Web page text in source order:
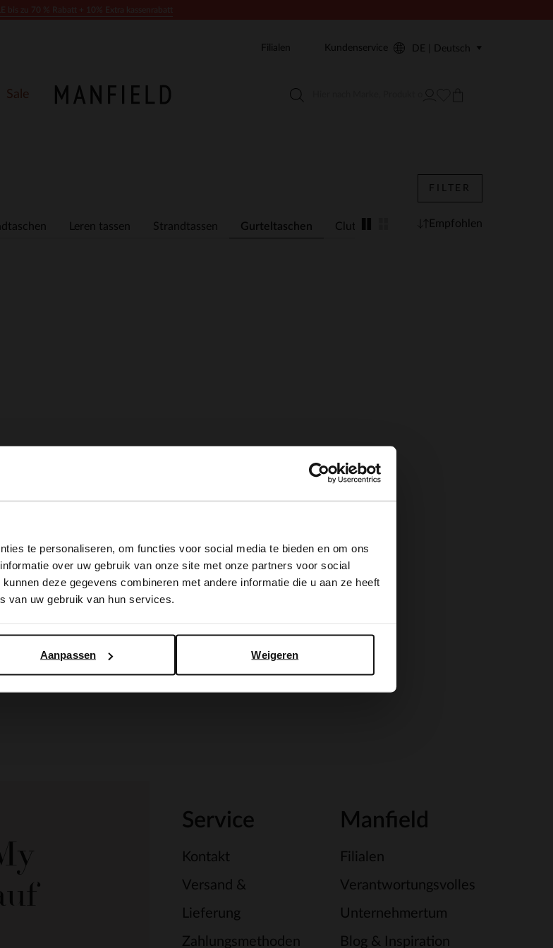
te personaliseren, om functies voor social media te bieden en om ons
over uw gebruik van onze site met onze partners voor social
deze gegevens combineren met andere informatie die u aan ze heeft
van uw gebruik van hun services.
Weigeren
Aanpassen
Sale
Filialen Kundenservice DE | Deutsch
Leren tassen Strandtassen Gurteltaschen Clutches Rucksacke Laptoptaschen
FILTER
Empfohlen
Service
Kontakt
Versand &
Lieferung
Zahlungsmethoden
Manfield
Filialen
Verantwortungsvolles
Unternehmertum
Blog & Inspiration
×
language isn't Dutch. Would you like to